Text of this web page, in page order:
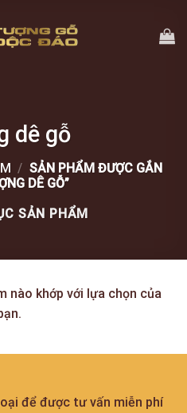
dê gỗ
/ SẢN PHẨM ĐƯỢC GẮN
DÊ GỖ”
SẢN PHẨM
nào khớp với lựa chọn của
để được tư vấn miễn phí